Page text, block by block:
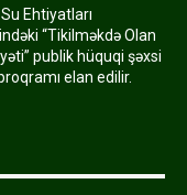
Ehtiyatları
“Tikilməkdə Olan
publik hüquqi şəxsi
elan edilir.